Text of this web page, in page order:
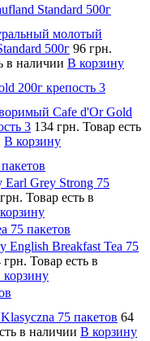
Standard 500г
молотый
500г 96 грн.
в наличии В корзину
200г крепость 3
Cafe d'Or Gold
3 134 грн. Товар есть
В корзину
Earl Grey Strong 75
Товар есть в
75 пакетов
English Breakfast Tea 75
грн. Товар есть в
75 пакетов 64
в наличии В корзину